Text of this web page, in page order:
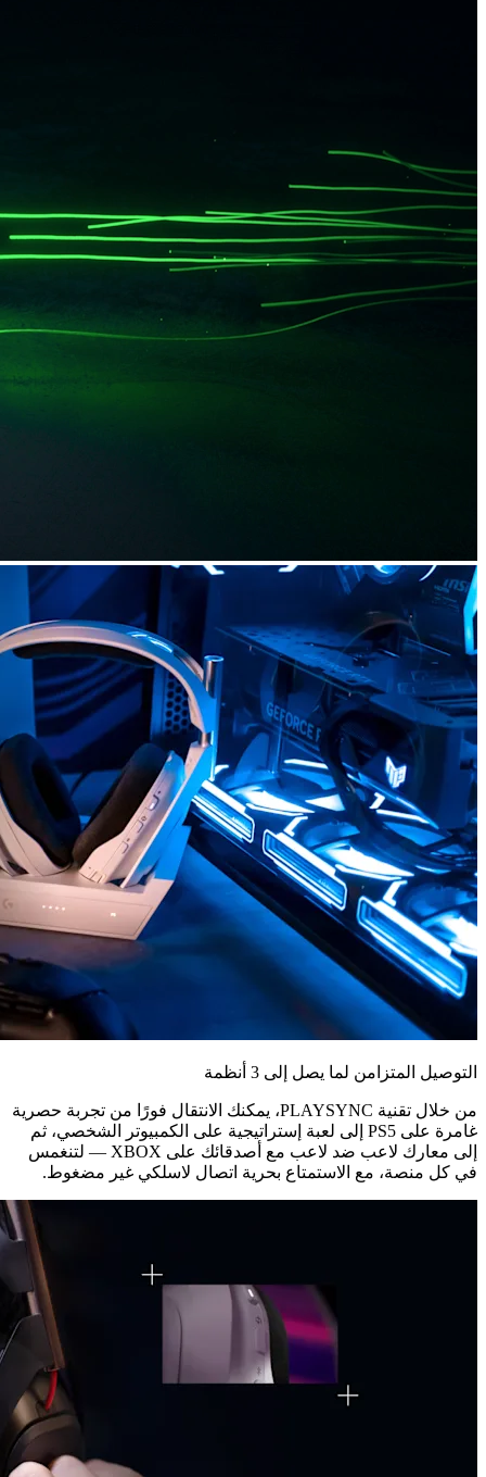
التوصيل المتزامن لما يصل إلى 3 أنظمة
من خلال تقنية PLAYSYNC، يمكنك الانتقال فورًا من تجربة حصرية
غامرة على PS5 إلى لعبة إستراتيجية على الكمبيوتر الشخصي، ثم
إلى معارك لاعب ضد لاعب مع أصدقائك على XBOX — لتنغمس
في كل منصة، مع الاستمتاع بحرية اتصال لاسلكي غير مضغوط.